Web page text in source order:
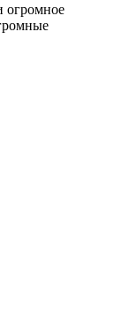
огромное